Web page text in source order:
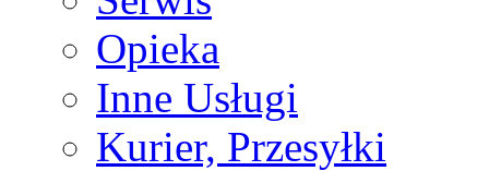
Opieka
Inne Usługi
Kurier, Przesyłki